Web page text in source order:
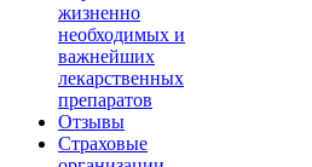
жизненно
необходимых и
важнейших
лекарственных
препаратов
Отзывы
Страховые